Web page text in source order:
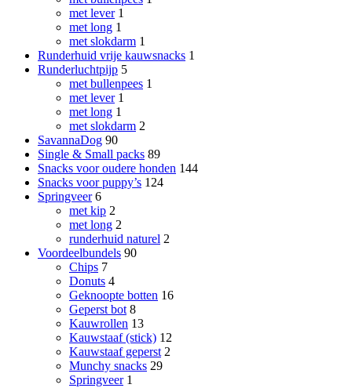
met lever 1
met long 1
met slokdarm 1
Runderhuid vrije kauwsnacks 1
Runderluchtpijp 5
met bullenpees 1
met lever 1
met long 1
met slokdarm 2
SavannaDog 90
Single & Small packs 89
Snacks voor oudere honden 144
Snacks voor puppy’s 124
Springveer 6
met kip 2
met long 2
runderhuid naturel 2
Voordeelbundels 90
Chips 7
Donuts 4
Geknoopte botten 16
Geperst bot 8
Kauwrollen 13
Kauwstaaf (stick) 12
Kauwstaaf geperst 2
Munchy snacks 29
Springveer 1